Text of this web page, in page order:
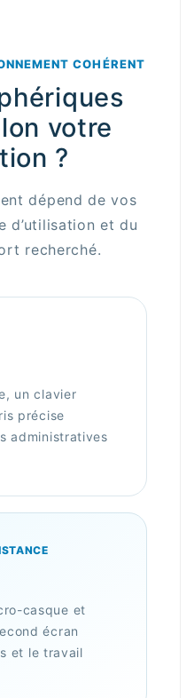
COHÉRENT
votre
?
dépend de vos
d’utilisation et du
recherché.
un clavier
précise
administratives
casque et
écran
et le travail